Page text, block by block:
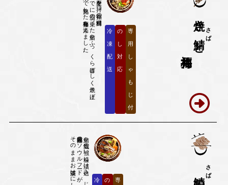
焼き
さば
と
冷
凍
配
送
の
し
対
応
専
用
し
ゃ
も
じ
付
贅沢なまでに脂の乗った鯖をふっくら香ばしく焼き上げ、
相性抜群の木成りで完熟した福井梅を添えました。
さば
冷 の 専